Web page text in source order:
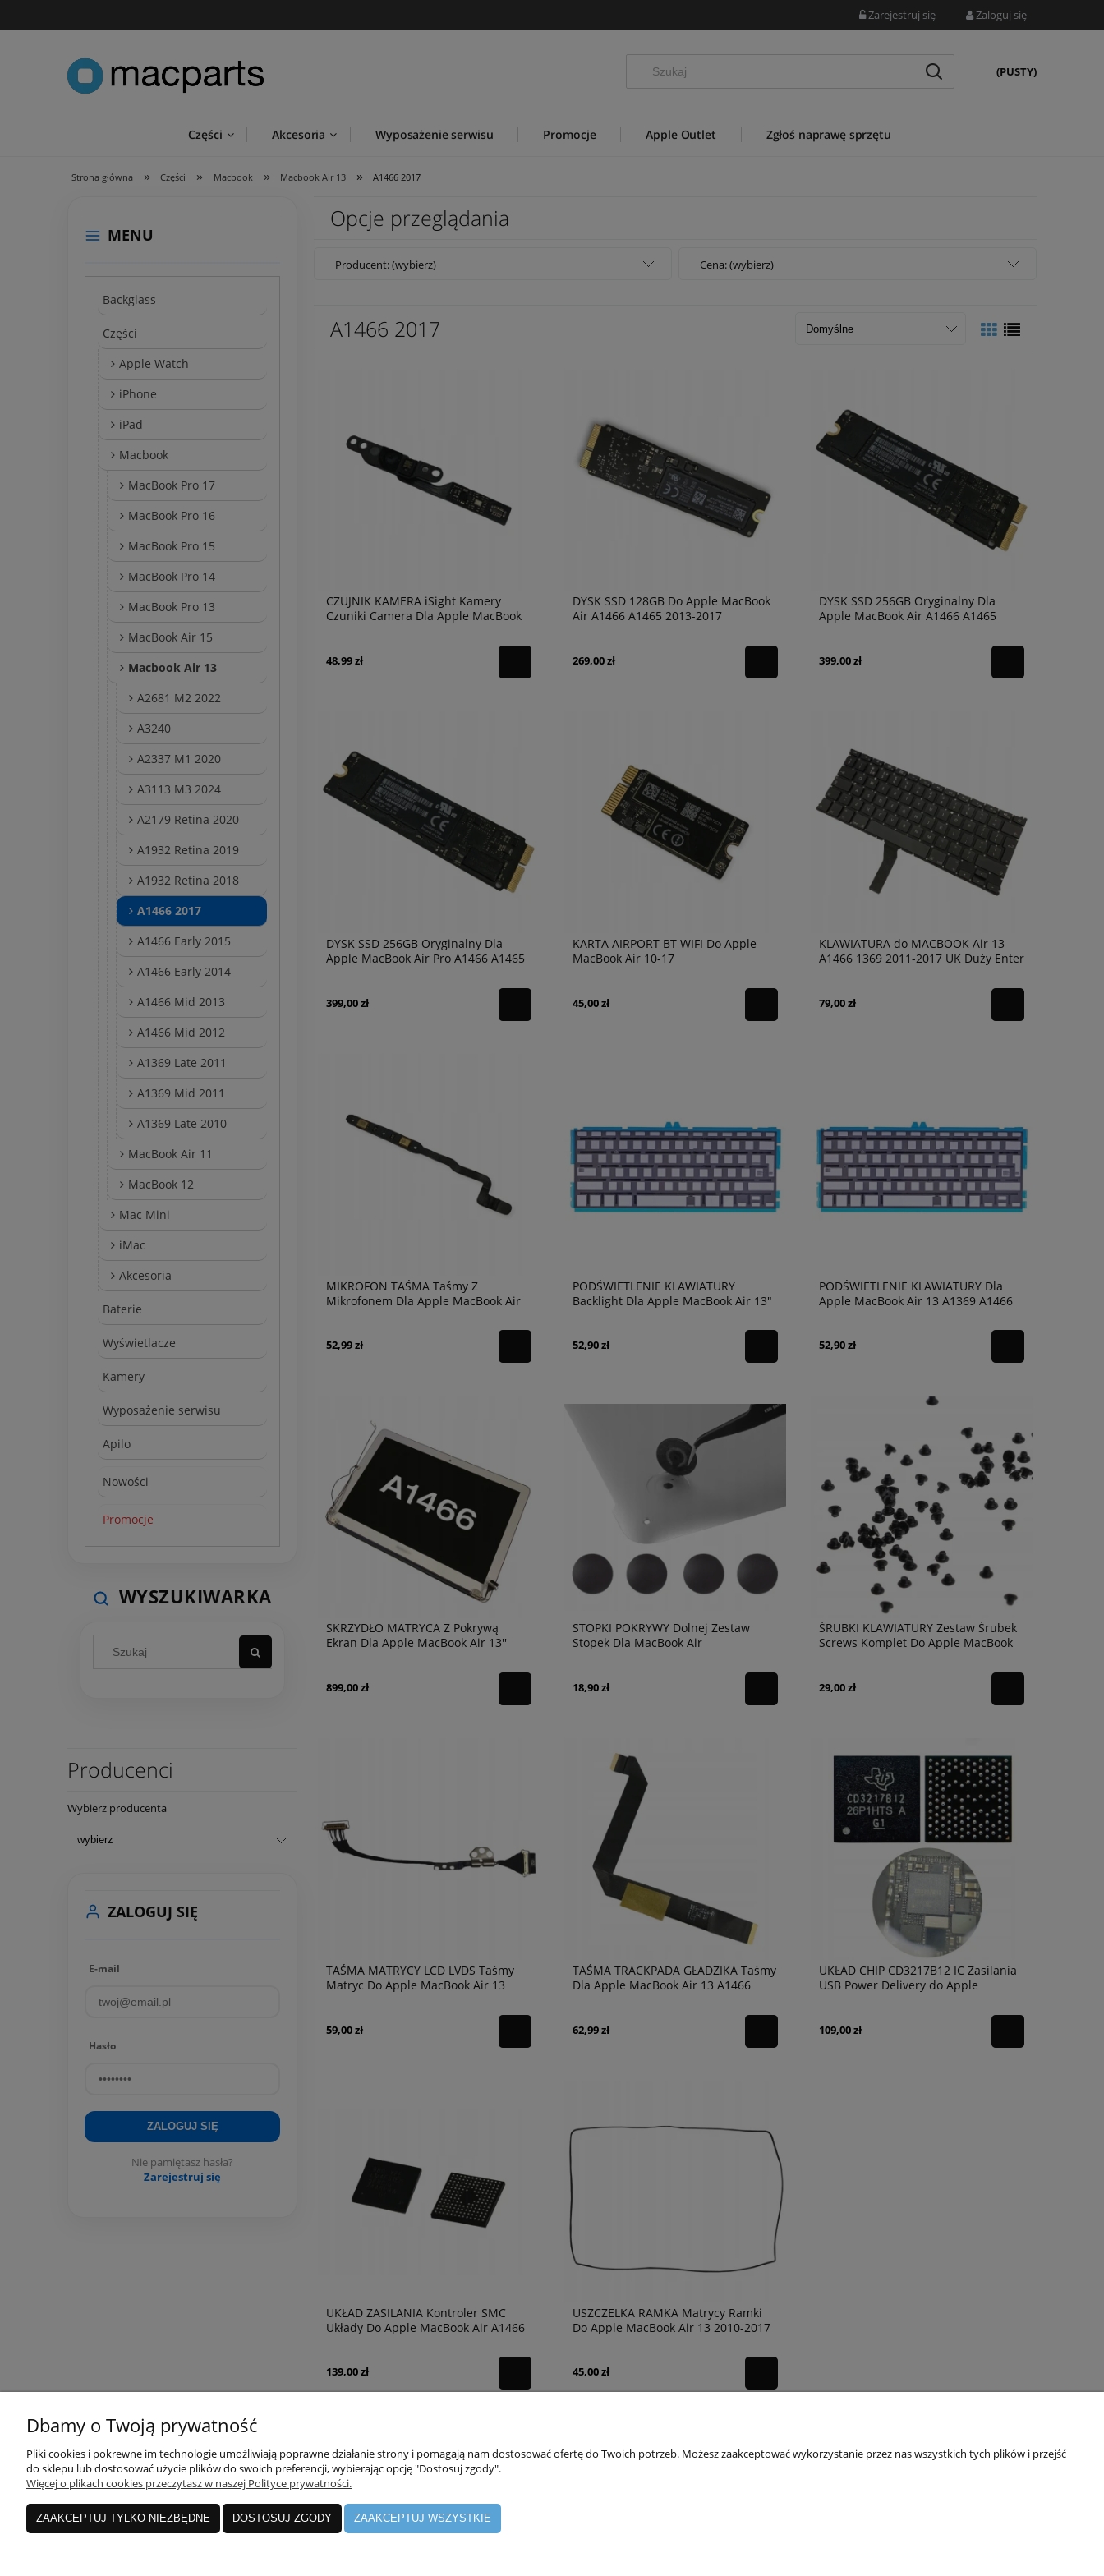
Zarejestruj się Zaloguj się
(PUSTY)
Części Akcesoria Wyposażenie serwisu Promocje Apple Outlet Zgłoś naprawę sprzętu
Strona główna » Części » Macbook » Macbook Air 13 » A1466 2017
MENU
Backglass
Części
Apple Watch
iPhone
iPad
Macbook
MacBook Pro 17
MacBook Pro 16
MacBook Pro 15
MacBook Pro 14
MacBook Pro 13
MacBook Air 15
Macbook Air 13
A2681 M2 2022
A3240
A2337 M1 2020
A3113 M3 2024
A2179 Retina 2020
A1932 Retina 2019
A1932 Retina 2018
A1466 2017
A1466 Early 2015
A1466 Early 2014
A1466 Mid 2013
A1466 Mid 2012
A1369 Late 2011
A1369 Mid 2011
A1369 Late 2010
MacBook Air 11
MacBook 12
Mac Mini
iMac
Akcesoria
Baterie
Wyświetlacze
Kamery
Wyposażenie serwisu
Apilo
Nowości
Promocje
WYSZUKIWARKA
Producenci
Wybierz producenta
ZALOGUJ SIĘ
E-mail
Hasło
ZALOGUJ SIĘ
Nie pamiętasz hasła?
Zarejestruj się
Opcje przeglądania
Producent: (wybierz) Cena: (wybierz)
A1466 2017
CZUJNIK KAMERA iSight Kamery
Czuniki Camera Dla Apple MacBook
48,99 zł
DYSK SSD 128GB Do Apple MacBook
Air A1466 A1465 2013-2017
269,00 zł
DYSK SSD 256GB Oryginalny Dla
Apple MacBook Air A1466 A1465
399,00 zł
DYSK SSD 256GB Oryginalny Dla
Apple MacBook Air Pro A1466 A1465
399,00 zł
KARTA AIRPORT BT WIFI Do Apple
MacBook Air 10-17
45,00 zł
KLAWIATURA do MACBOOK Air 13
A1466 1369 2011-2017 UK Duży Enter
79,00 zł
MIKROFON TAŚMA Taśmy Z
Mikrofonem Dla Apple MacBook Air
52,99 zł
PODŚWIETLENIE KLAWIATURY
Backlight Dla Apple MacBook Air 13"
52,90 zł
PODŚWIETLENIE KLAWIATURY Dla
Apple MacBook Air 13 A1369 A1466
52,90 zł
SKRZYDŁO MATRYCA Z Pokrywą
Ekran Dla Apple MacBook Air 13''
899,00 zł
STOPKI POKRYWY Dolnej Zestaw
Stopek Dla MacBook Air
18,90 zł
ŚRUBKI KLAWIATURY Zestaw Śrubek
Screws Komplet Do Apple MacBook
29,00 zł
TAŚMA MATRYCY LCD LVDS Taśmy
Matryc Do Apple MacBook Air 13
59,00 zł
TAŚMA TRACKPADA GŁADZIKA Taśmy
Dla Apple MacBook Air 13 A1466
62,99 zł
UKŁAD CHIP CD3217B12 IC Zasilania
USB Power Delivery do Apple
109,00 zł
UKŁAD ZASILANIA Kontroler SMC
Układy Do Apple MacBook Air A1466
139,00 zł
USZCZELKA RAMKA Matrycy Ramki
Do Apple MacBook Air 13 2010-2017
45,00 zł
POMOC
Regulamin sklepu
MOJE KONTO
Twoje zamówienia
Dbamy o Twoją prywatność
Pliki cookies i pokrewne im technologie umożliwiają poprawne działanie strony i pomagają nam dostosować ofertę do Twoich potrzeb. Możesz zaakceptować wykorzystanie przez nas wszystkich tych plików i przejść
do sklepu lub dostosować użycie plików do swoich preferencji, wybierając opcję "Dostosuj zgody".
Więcej o plikach cookies przeczytasz w naszej Polityce prywatności.
ZAAKCEPTUJ TYLKO NIEZBĘDNE DOSTOSUJ ZGODY ZAAKCEPTUJ WSZYSTKIE